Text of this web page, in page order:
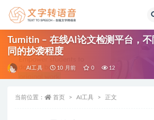
Turnitin – 在线AI论文检测平台，
同的抄袭程度
AI工具 10 月前 0 12
当前位置： 首页 AI工具 正文